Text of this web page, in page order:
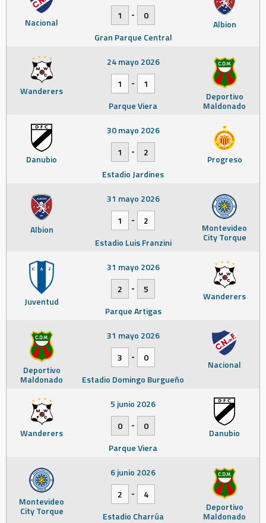
Nacional Albion
1
-
0
Gran Parque Central
Wanderers Deportivo
Maldonado
24 mayo 2026
1
-
1
Parque Viera
Danubio Progreso
30 mayo 2026
1
-
2
Estadio Jardines
Albion Montevideo
City Torque
31 mayo 2026
1
-
2
Estadio Luis Franzini
Juventud Wanderers
31 mayo 2026
2
-
5
Parque Artigas
Deportivo
Maldonado
Nacional
31 mayo 2026
3
-
0
Estadio Domingo Burgueño
Wanderers Danubio
5 junio 2026
0
-
0
Parque Viera
Montevideo
City Torque Deportivo
Maldonado
6 junio 2026
2
-
4
Estadio Charrúa